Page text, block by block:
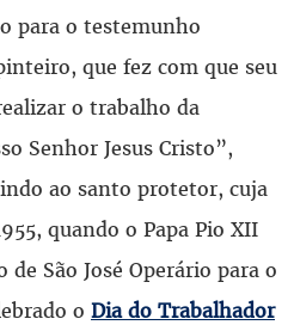
para o testemunho
que fez com que seu
o trabalho da
Senhor Jesus Cristo”,
ao santo protetor, cuja
quando o Papa Pio XII
São José Operário para o
o Dia do Trabalhador